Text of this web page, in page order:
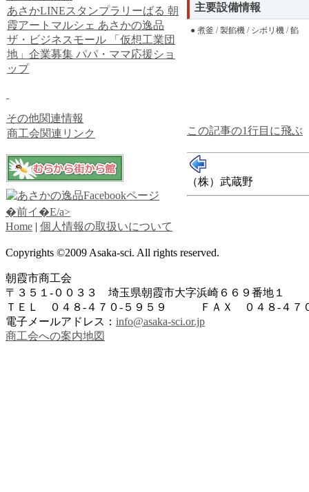
あさかLINEスタンプラリーばる 朝
霞アートマルシェ あさかの逸品
ザ・ビジネスモール
「仮想工業団
地」企業募集 パパ・ママ応援ショ
ップ
その他関連情報
商工会関連リンク
主要設備情報
● 煮釜 / 製餡機 / シボリ機 / 餡
この記事の1行目に飛ぶ
（株）武蔵野
�前イ�E/a>
Home | 個人情報の取扱いについて
Copyrights ©2009 Asaka-sci. All rights reserved.
朝霞市商工会
〒３５１-００３３ 埼玉県朝霞市大字浜崎６６９番地１
ＴＥＬ ０４８-４７０-５９５９ ＦＡＸ ０４８-４７
電子メールアドレス： info@asaka-sci.or.jp
商工会への案内地図